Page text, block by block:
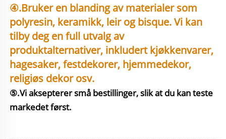
④.Bruker en blanding av materialer som
polyresin, keramikk, leir og bisque. Vi kan
tilby deg en full utvalg av
produktalternativer, inkludert kjøkkenvarer,
hagesaker, festdekorer, hjemmedekor,
religiøs dekor osv.
⑤.Vi aksepterer små bestillinger, slik at du kan teste
markedet først.